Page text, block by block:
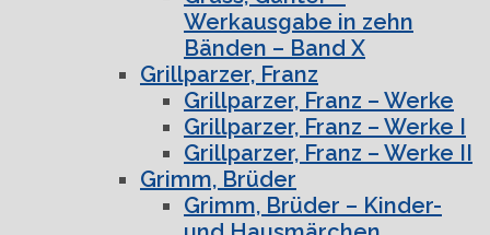
Werkausgabe in zehn
Bänden – Band X
Grillparzer, Franz
Grillparzer, Franz – Werke
Grillparzer, Franz – Werke I
Grillparzer, Franz – Werke II
Grimm, Brüder
Grimm, Brüder – Kinder-